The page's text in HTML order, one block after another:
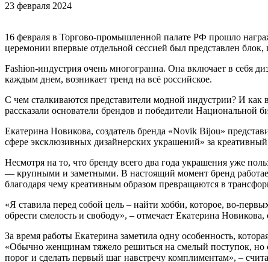
23 февраля 2024
16 февраля в Торгово-промышленной палате РФ прошло
церемонии впервые отдельной сессией был представлен
Fashion-индустрия очень многогранна. Она включает в себя
каждым днем, возникает тренд на всё российское.
С чем сталкиваются представители модной индустрии? И
рассказали основатели брендов и победители Национальной
Екатерина Новикова, создатель бренда «Novik Bijou»
сфере эксклюзивных дизайнерских украшений» за
Несмотря на то, что бренду всего два года украшения уже
— крупными и заметными. В настоящий момент бренд
благодаря чему креативным образом превращаются в
«Я ставила перед собой цель – найти хобби, которое, во-
обрести смелость и свободу», – отмечает Екатерина
За время работы Екатерина заметила одну особенность,
«Обычно женщинам тяжело решиться на смелый поступок, но
порог и сделать первый шаг навстречу комплиментам», –